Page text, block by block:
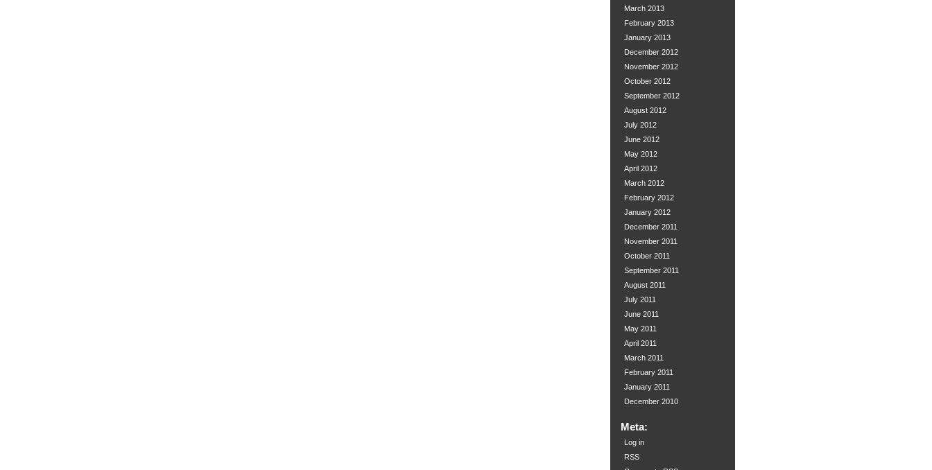
March 2013
February 2013
January 2013
December 2012
November 2012
October 2012
September 2012
August 2012
July 2012
June 2012
May 2012
April 2012
March 2012
February 2012
January 2012
December 2011
November 2011
October 2011
September 2011
August 2011
July 2011
June 2011
May 2011
April 2011
March 2011
February 2011
January 2011
December 2010
Meta:
Log in
RSS